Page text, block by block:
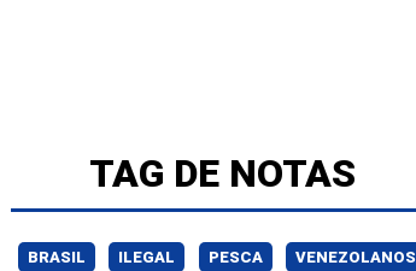
TAG DE NOTAS
BRASIL ILEGAL PESCA VENEZOLANOS